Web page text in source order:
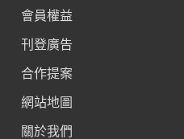
會員權益
刊登廣告
合作提案
網站地圖
關於我們